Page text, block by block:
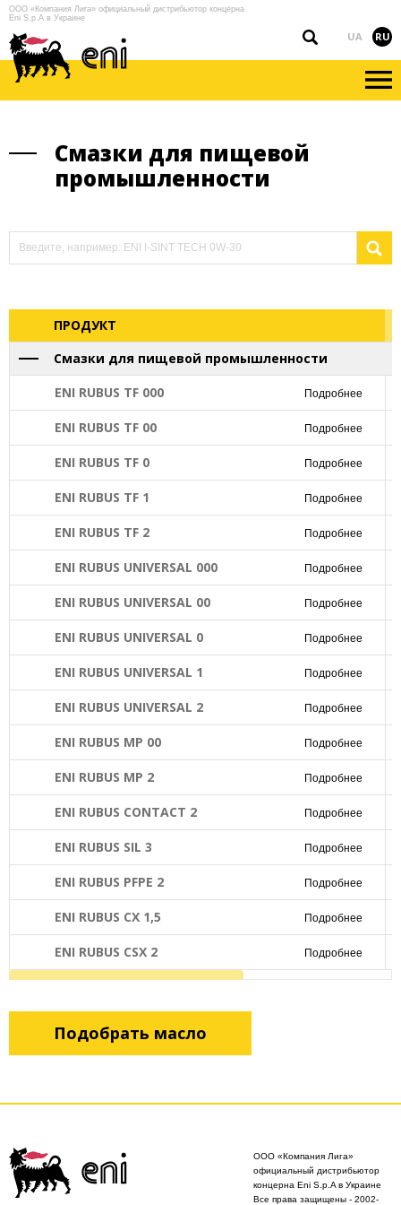
ООО «Компания Лига» официальный дистрибьютор концерна
Eni S.p.A в Украине
UA RU
Смазки для пищевой
промышленности
ПРОДУКТ
Смазки для пищевой промышленности
ENI RUBUS TF 000
Подробнее
ENI RUBUS TF 00 Подробнее
ENI RUBUS TF 0 Подробнее
ENI RUBUS TF 1 Подробнее
ENI RUBUS TF 2 Подробнее
ENI RUBUS UNIVERSAL 000 Подробнее
ENI RUBUS UNIVERSAL 00 Подробнее
ENI RUBUS UNIVERSAL 0 Подробнее
ENI RUBUS UNIVERSAL 1 Подробнее
ENI RUBUS UNIVERSAL 2 Подробнее
ENI RUBUS MP 00 Подробнее
ENI RUBUS MP 2 Подробнее
ENI RUBUS CONTACT 2 Подробнее
ENI RUBUS SIL 3 Подробнее
ENI RUBUS PFPE 2 Подробнее
ENI RUBUS CX 1,5 Подробнее
ENI RUBUS CSX 2 Подробнее
Подобрать масло
ООО «Компания Лига»
официальный дистрибьютор
концерна Eni S.p.A в Украине
Все права защищены - 2002-